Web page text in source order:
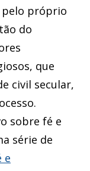
pelo próprio
do
que
civil secular,
sobre fé e
série de
e